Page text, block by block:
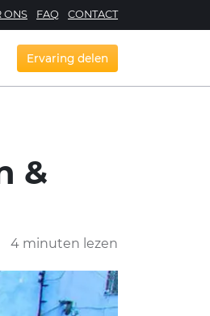
ONS FAQ CONTACT
Ervaring delen
&
4 minuten lezen